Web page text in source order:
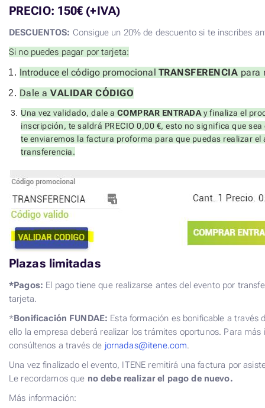
PRECIO: 150€ (+IVA)
DESCUENTOS: Consigue un 20% de descuento si te inscribes
Si no puedes pagar por tarjeta:
Introduce el código promocional TRANSFERENCIA para
Dale aVALIDAR CÓDIGO
Una vez validado, dale a COMPRAR ENTRADA y finaliza el
inscripción, te saldrá PRECIO 0,00 €, esto no significa que
te enviaremos la factura proforma para que puedas realizar el
transferencia.
Plazas limitadas
*Pagos: El pago tiene que realizarse antes del evento por
tarjeta.
*Bonificación FUNDAE: Esta formación es bonificable a través
ello la empresa deberá realizar los trámites oportunos. Para más
consúltenos a través de jornadas@itene.com.
Una vez finalizado el evento, ITENE remitirá una factura por
Le recordamos que no debe realizar el pago de nuevo.
Más información: